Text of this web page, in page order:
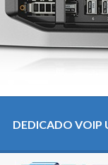
DEDICADO VOIP